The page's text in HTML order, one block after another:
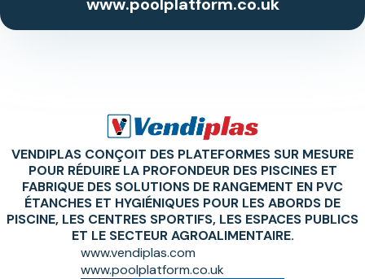
www.poolplatform.co.uk
VENDIPLAS CONÇOIT DES PLATEFORMES SUR MESURE
POUR RÉDUIRE LA PROFONDEUR DES PISCINES ET
FABRIQUE DES SOLUTIONS DE RANGEMENT EN PVC
ÉTANCHES ET HYGIÉNIQUES POUR LES ABORDS DE
PISCINE, LES CENTRES SPORTIFS, LES ESPACES PUBLICS
ET LE SECTEUR AGROALIMENTAIRE.
www.vendiplas.com
www.poolplatform.co.uk